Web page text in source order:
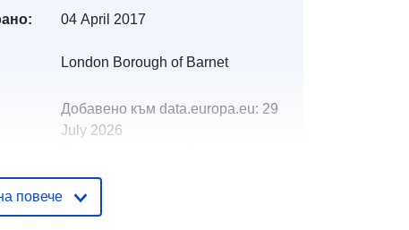
04 April 2017
London Borough of Barnet
Добавено към data.europa.eu: 29
July 2026
30 July 2026
повече